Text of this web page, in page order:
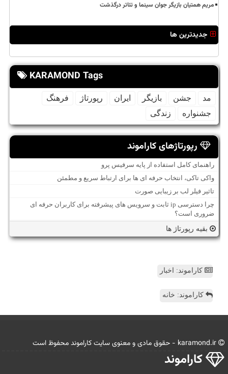
مریم همتیان بازیگر جوان سینما و تئاتر درگذشت
جدیدترین ها
KARAMOND Tags
مد جشن بازیگر ایران رپورتاژ
فرهنگ
جشنواره
زندگی
رپورتاژهای کاراموند
راهنمای کامل استفاده از پایه سرفیس پرو
واکی تاکی، انتخاب حرفه ای ها برای ارتباط سریع و مطمئن
تاثیر فیلر لب بر زیبایی صورت
چرا دسترسی ip ثابت و سرویس های پیشرفته برای کاربران حرفه ای
ضروری است؟
بقیه رپورتاژ ها
کاراموند: اخبار
کاراموند: خانه
كاراموند